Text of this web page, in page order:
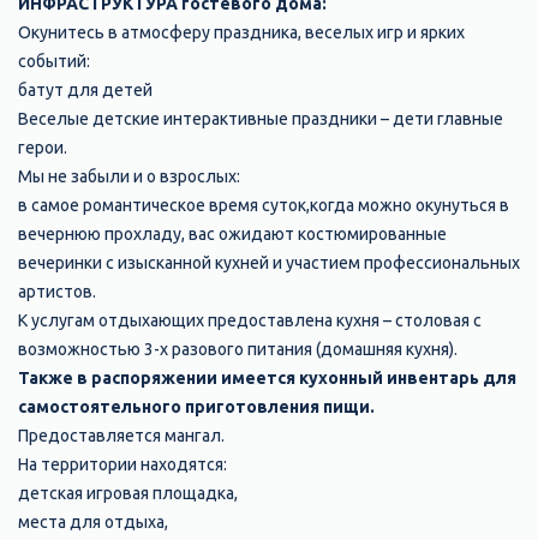
ИНФРАСТРУКТУРА гостевого дома:
Окунитесь в атмосферу праздника, веселых игр и ярких
событий:
батут для детей
Веселые детские интерактивные праздники – дети главные
герои.
Мы не забыли и о взрослых:
в самое романтическое время суток,когда можно окунуться в
вечернюю прохладу, вас ожидают костюмированные
вечеринки с изысканной кухней и участием профессиональных
артистов.
К услугам отдыхающих предоставлена кухня – столовая с
возможностью 3-х разового питания (домашняя кухня).
Также в распоряжении имеется кухонный инвентарь для
самостоятельного приготовления пищи.
Предоставляется мангал.
На территории находятся:
детская игровая площадка,
места для отдыха,